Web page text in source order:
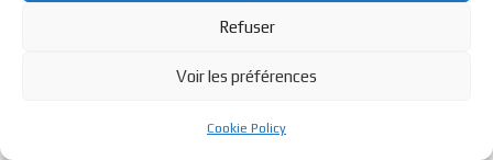
Refuser
Voir les préférences
Cookie Policy